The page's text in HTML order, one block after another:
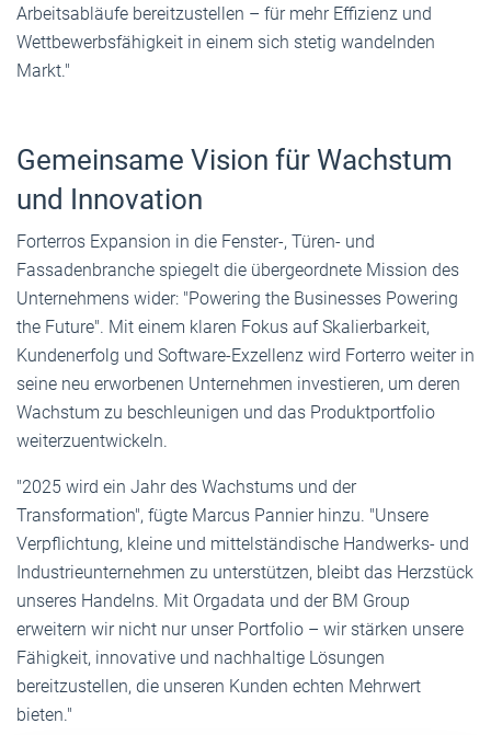
Arbeitsabläufe bereitzustellen – für mehr Effizienz und
Wettbewerbsfähigkeit in einem sich stetig wandelnden
Markt."
Gemeinsame Vision für Wachstum
und Innovation
Forterros Expansion in die Fenster-, Türen- und
Fassadenbranche spiegelt die übergeordnete Mission des
Unternehmens wider: "Powering the Businesses Powering
the Future". Mit einem klaren Fokus auf Skalierbarkeit,
Kundenerfolg und Software-Exzellenz wird Forterro weiter in
seine neu erworbenen Unternehmen investieren, um deren
Wachstum zu beschleunigen und das Produktportfolio
weiterzuentwickeln.
"2025 wird ein Jahr des Wachstums und der
Transformation", fügte Marcus Pannier hinzu. "Unsere
Verpflichtung, kleine und mittelständische Handwerks- und
Industrieunternehmen zu unterstützen, bleibt das Herzstück
unseres Handelns. Mit Orgadata und der BM Group
erweitern wir nicht nur unser Portfolio – wir stärken unsere
Fähigkeit, innovative und nachhaltige Lösungen
bereitzustellen, die unseren Kunden echten Mehrwert
bieten."